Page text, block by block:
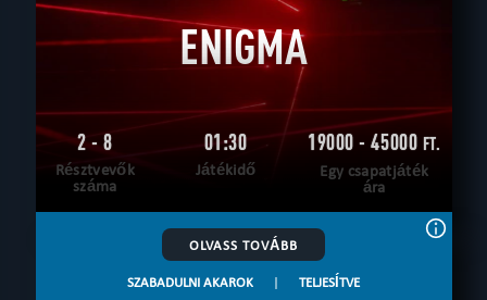
ENIGMA
2 - 8
Résztvevők
száma
01:30
Játékidő
19000 - 45000 FT.
Egy csapatjáték
ára
OLVASS TOVÁBB
SZABADULNI AKAROK | TELJESÍTVE